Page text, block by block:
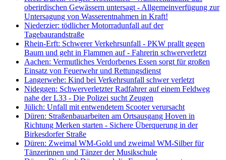
oberirdischen Gewässern untersagt - Allgemeinverfügung zur
Untersagung von Wasserentnahmen in Kraft!
Niederzier: tödlicher Motorradunfall auf der
Tagebaurandstraße
Rhein-Erft: Schwerer Verkehrsunfall - PKW prallt gegen
Baum und geht in Flammen auf - Fahrerin schwerverletzt
Aachen: Vermutliches Verdorbenes Essen sorgt für großen
Einsatz von Feuerwehr und Rettungsdienst
Langerwehe: Kind bei Verkehrsunfall schwer verletzt
Nideggen: Schwerverletzter Radfahrer auf einem Feldweg
nahe der L33 - Die Polizei sucht Zeugen
Jülich: Unfall mit entwendetem Scooter verursacht
Düren: Straßenbauarbeiten am Ortsausgang Hoven in
Richtung Merken starten - Sichere Überquerung in der
Birkesdorfer Straße
Düren: Zweimal WM-Gold und zweimal WM-Silber für
Tänzerinnen und Tänzer der Musikschule